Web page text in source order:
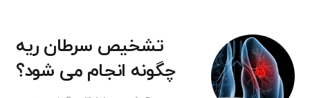
تشخیص سرطان ریه
چگونه انجام می شود؟